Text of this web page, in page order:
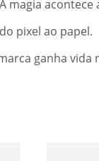
magia acontece
pixel ao papel.
ganha vida